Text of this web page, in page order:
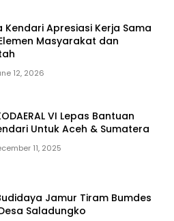
Kendari Apresiasi Kerja Sama
Masyarakat dan
12, 2026
VI Lepas Bantuan
Untuk Aceh & Sumatera
11, 2025
Jamur Tiram Bumdes
Saladungko